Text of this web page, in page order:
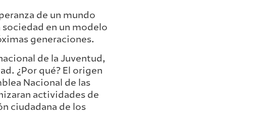
de un mundo
en un modelo
generaciones.
de la Juventud,
¿Por qué? El origen
Nacional de las
actividades de
ciudadana de los